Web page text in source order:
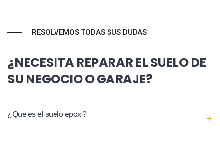
RESOLVEMOS TODAS SUS DUDAS
¿NECESITA REPARAR EL SUELO DE
SU NEGOCIO O GARAJE?
¿Que es el suelo epoxi?